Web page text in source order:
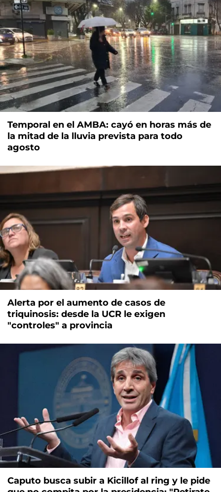
Temporal en el AMBA: cayó en horas más de
la mitad de la lluvia prevista para todo
agosto
Alerta por el aumento de casos de
triquinosis: desde la UCR le exigen
"controles" a provincia
Caputo busca subir a Kicillof al ring y le pide